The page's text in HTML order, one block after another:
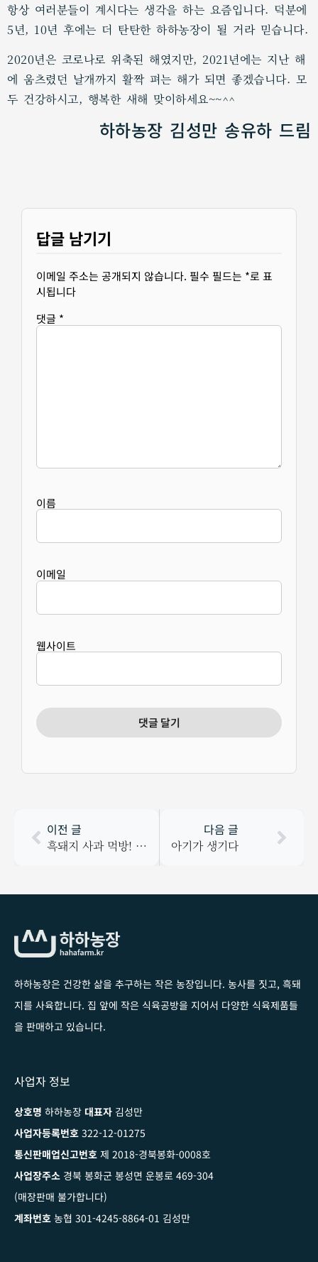
항상 여러분들이 계시다는 생각을 하는 요즘입니다. 덕분에
5년, 10년 후에는 더 탄탄한 하하농장이 될 거라 믿습니다.
2020년은 코로나로 위축된 해였지만, 2021년에는 지난 해
에 움츠렸던 날개까지 활짝 펴는 해가 되면 좋겠습니다. 모
두 건강하시고, 행복한 새해 맞이하세요~~^^
하하농장 김성만 송유하 드림
답글 남기기
이메일 주소는 공개되지 않습니다. 필수 필드는 *로 표
시됩니다
댓글 *
이름
이메일
웹사이트
이전 글
흑돼지 사과 먹방! 하하농장 흑돼지들 사과먹어요.
다음 글
아기가 생기다
하하농장은 건강한 삶을 추구하는 작은 농장입니다. 농사를 짓고, 흑돼
지를 사육합니다. 집 앞에 작은 식육공방을 지어서 다양한 식육제품들
을 판매하고 있습니다.
사업자 정보
상호명 하하농장 대표자 김성만
사업자등록번호 322-12-01275
통신판매업신고번호 제 2018-경북봉화-0008호
사업장주소 경북 봉화군 봉성면 운봉로 469-304
(매장판매 불가합니다)
계좌번호 농협 301-4245-8864-01 김성만